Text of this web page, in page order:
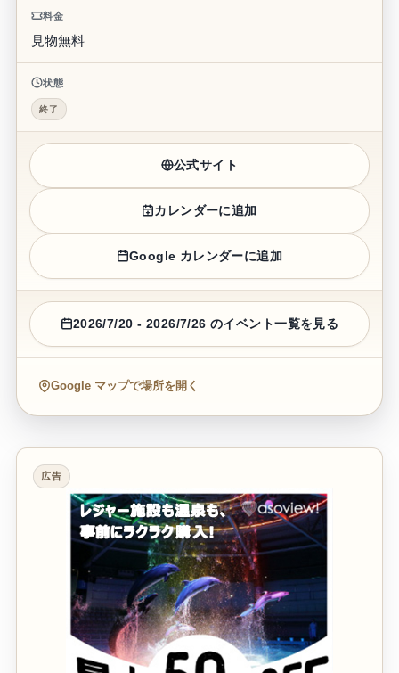
料金
見物無料
状態
終了
公式サイト
カレンダーに追加
Google カレンダーに追加
2026/7/20 - 2026/7/26 のイベント一覧を見る
Google マップで場所を開く
広告